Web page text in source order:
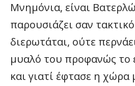
Μνημόνια, είναι
παρουσιάζει σαν
διερωτάται, ούτε
μυαλό του προφανώς
και γιατί έφτασε η